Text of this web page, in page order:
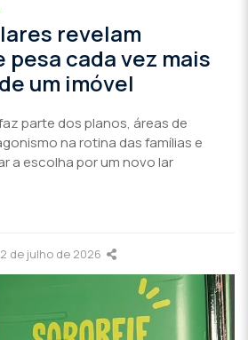
revelam
cada vez mais
um imóvel
parte dos planos, áreas de
na rotina das famílias e
a escolha por um novo lar
de julho de 2026